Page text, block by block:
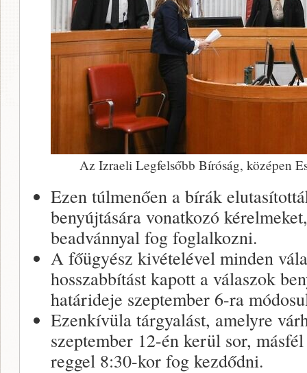
Az Izraeli Legfelsőbb Bíróság, középen
Ezen túlmenően a bírák
benyújtására vonatkozó
beadvánnyal fog foglalkozni.
A főügyész kivételével minden
hosszabbítást kapott a válaszok
határideje szeptember 6-ra
Ezenkívüla tárgyalást, amelyre
szeptember 12-én kerül sor,
reggel 8:30-kor fog kezdődni.